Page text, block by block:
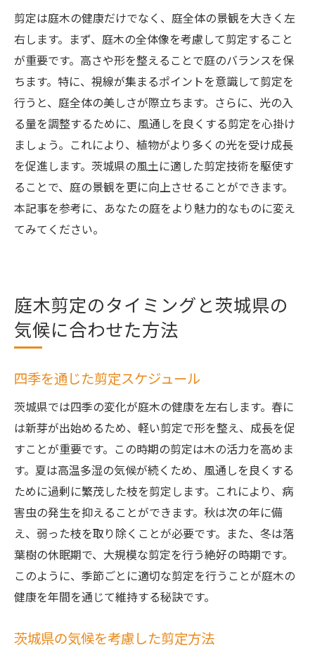
剪定は庭木の健康だけでなく、庭全体の景観を大きく左
右します。まず、庭木の全体像を考慮して剪定すること
が重要です。高さや形を整えることで庭のバランスを保
ちます。特に、視線が集まるポイントを意識して剪定を
行うと、庭全体の美しさが際立ちます。さらに、光の入
る量を調整するために、風通しを良くする剪定を心掛け
ましょう。これにより、植物がより多くの光を受け成長
を促進します。茨城県の風土に適した剪定技術を駆使す
ることで、庭の景観を更に向上させることができます。
本記事を参考に、あなたの庭をより魅力的なものに変え
てみてください。
庭木剪定のタイミングと茨城県の
気候に合わせた方法
四季を通じた剪定スケジュール
茨城県では四季の変化が庭木の健康を左右します。春に
は新芽が出始めるため、軽い剪定で形を整え、成長を促
すことが重要です。この時期の剪定は木の活力を高めま
す。夏は高温多湿の気候が続くため、風通しを良くする
ために過剰に繁茂した枝を剪定します。これにより、病
害虫の発生を抑えることができます。秋は次の年に備
え、弱った枝を取り除くことが必要です。また、冬は落
葉樹の休眠期で、大規模な剪定を行う絶好の時期です。
このように、季節ごとに適切な剪定を行うことが庭木の
健康を年間を通じて維持する秘訣です。
茨城県の気候を考慮した剪定方法